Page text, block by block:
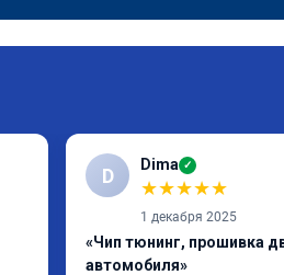
D Dima ✓
★★★★★
1 декабря 2025
«Чип тюнинг, прошивка
автомобиля»